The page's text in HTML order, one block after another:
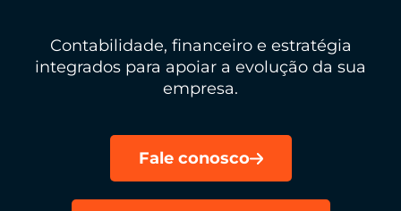
Contabilidade, financeiro e estratégia
integrados para apoiar a evolução da sua
empresa.
Fale conosco